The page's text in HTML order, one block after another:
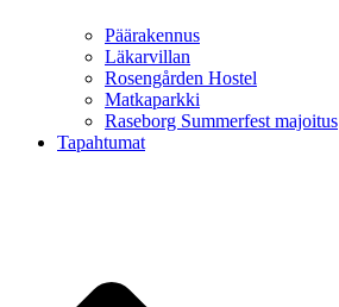
Päärakennus
Läkarvillan
Rosengården Hostel
Matkaparkki
Raseborg Summerfest majoitus
Tapahtumat